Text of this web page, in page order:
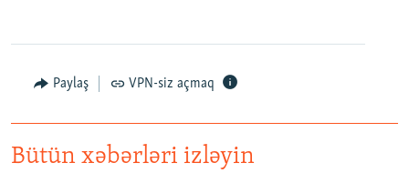
Paylaş VPN-siz açmaq
Bütün xəbərləri izləyin